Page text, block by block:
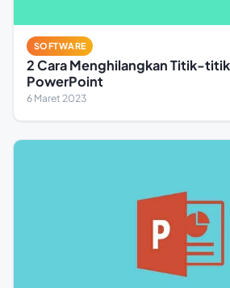
SOFTWARE
2 Cara Menghilangkan Titik-
PowerPoint
6 Maret 2023